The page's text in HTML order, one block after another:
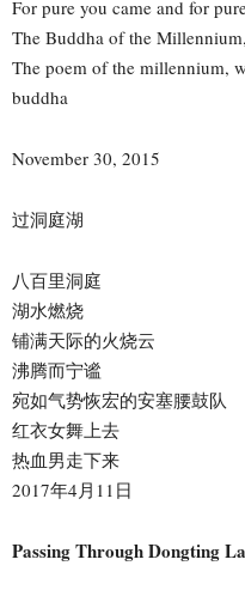
For pure you came and for
The Buddha of the
The poem of the millennium,
buddha
November 30, 2015
过洞庭湖
八百里洞庭
湖水燃烧
铺满天际的火烧云
沸腾而宁谧
宛如气势恢宏的安塞腰鼓队
红衣女舞上去
热血男走下来
2017年4月11日
Passing Through Dongting